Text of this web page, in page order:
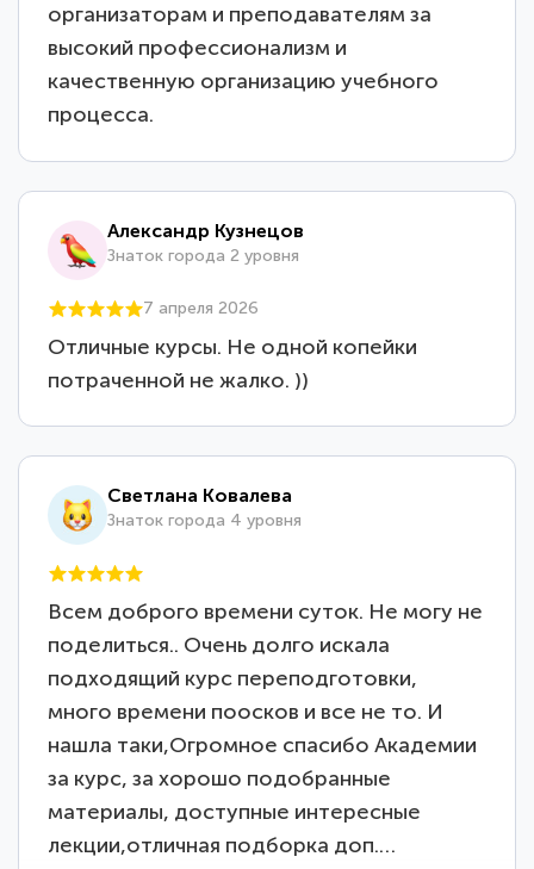
организаторам и преподавателям за
высокий профессионализм и
качественную организацию учебного
процесса.
Александр Кузнецов
Знаток города 2 уровня
7 апреля 2026
Отличные курсы. Не одной копейки
потраченной не жалко. ))
Светлана Ковалева
Знаток города 4 уровня
Всем доброго времени суток. Не могу не
поделиться.. Очень долго искала
подходящий курс переподготовки,
много времени поосков и все не то. И
нашла таки,Огромное спасибо Академии
за курс, за хорошо подобранные
материалы, доступные интересные
лекции,отличная подборка доп.…